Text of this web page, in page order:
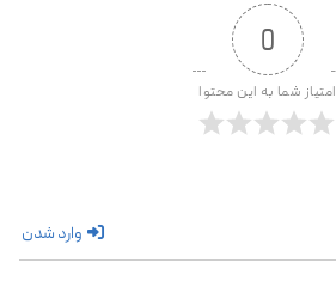
0
امتیاز شما به این محتوا
وارد شدن